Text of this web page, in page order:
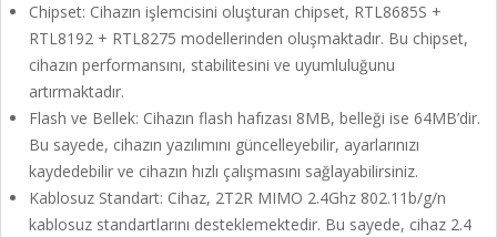
Chipset: Cihazın işlemcisini oluşturan chipset, RTL8685S +
RTL8192 + RTL8275 modellerinden oluşmaktadır. Bu chipset,
cihazın performansını, stabilitesini ve uyumluluğunu
artırmaktadır.
Flash ve Bellek: Cihazın flash hafızası 8MB, belleği ise 64MB’dir.
Bu sayede, cihazın yazılımını güncelleyebilir, ayarlarınızı
kaydedebilir ve cihazın hızlı çalışmasını sağlayabilirsiniz.
Kablosuz Standart: Cihaz, 2T2R MIMO 2.4Ghz 802.11b/g/n
kablosuz standartlarını desteklemektedir. Bu sayede, cihaz 2.4